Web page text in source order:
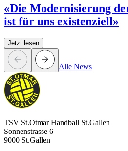
«Die Modernisierung
ist für uns existenziell»
Jetzt lesen
Alle News
TSV St.Otmar Handball St.Gallen
Sonnenstrasse 6
9000 St.Gallen